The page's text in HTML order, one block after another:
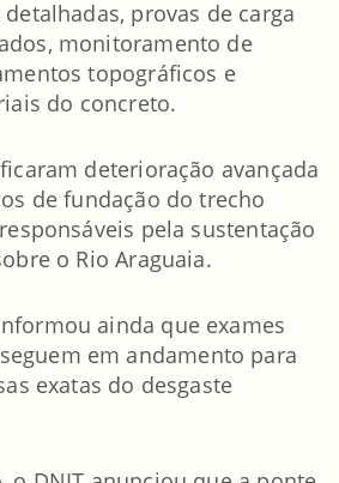
provas de carga
monitoramento de
topográficos e
do concreto.
deterioração avançada
de fundação do trecho
pela sustentação
o Rio Araguaia.
ainda que exames
em andamento para
exatas do desgaste